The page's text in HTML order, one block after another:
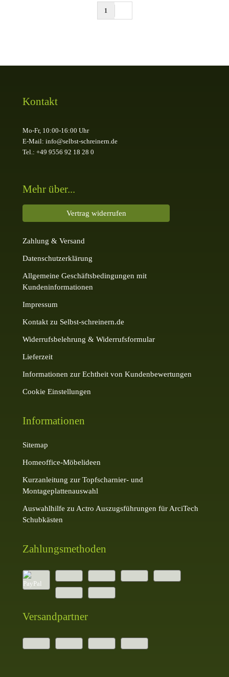
1
Kontakt
Mo-Fr, 10:00-16:00 Uhr
E-Mail: info@selbst-schreinern.de
Tel.: +49 9556 92 18 28 0
Mehr über...
Vertrag widerrufen
Zahlung & Versand
Datenschutzerklärung
Allgemeine Geschäftsbedingungen mit
Kundeninformationen
Impressum
Kontakt zu Selbst-schreinern.de
Widerrufsbelehrung & Widerrufsformular
Lieferzeit
Informationen zur Echtheit von Kundenbewertungen
Cookie Einstellungen
Informationen
Sitemap
Homeoffice-Möbelideen
Kurzanleitung zur Topfscharnier- und
Montageplattenauswahl
Auswahlhilfe zu Actro Auszugsführungen für ArciTech
Schubkästen
Zahlungsmethoden
Versandpartner